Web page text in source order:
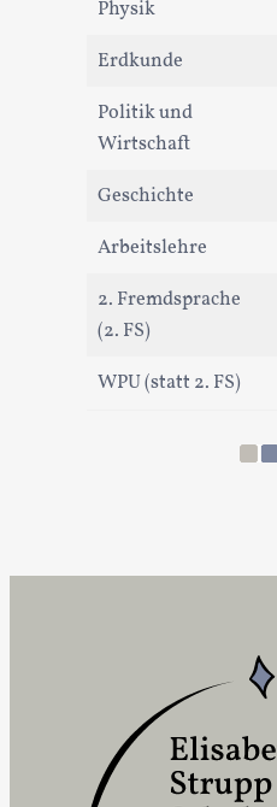
Physik
Erdkunde
Politik und
Wirtschaft
Geschichte
Arbeitslehre
2. Fremdsprache
(2. FS)
WPU (statt 2. FS)